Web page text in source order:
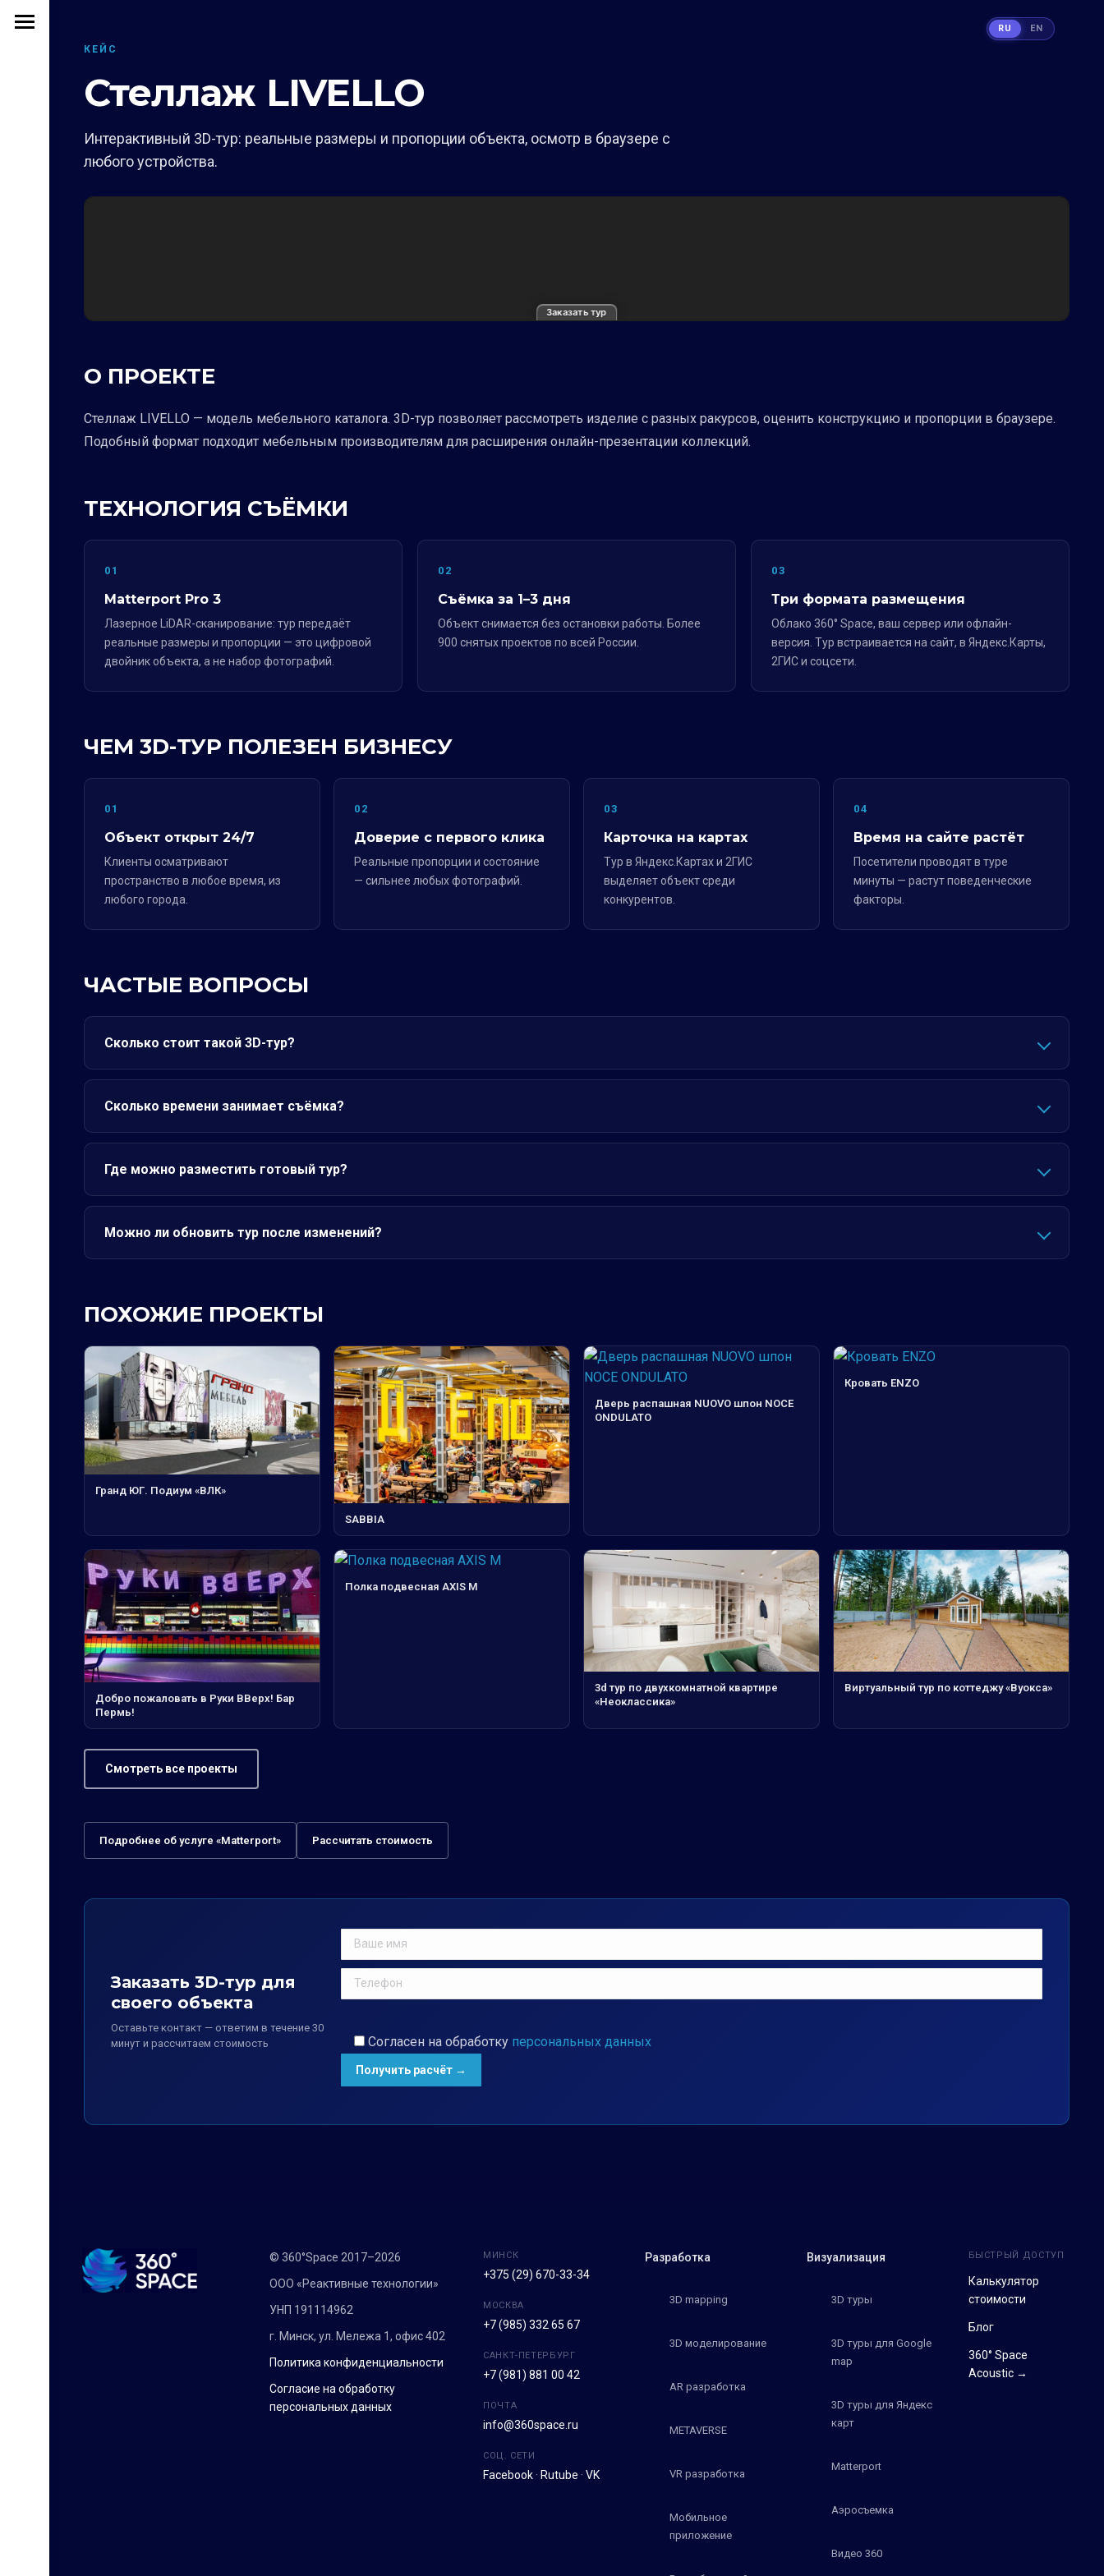
КЕЙС
Стеллаж LIVELLO
Интерактивный 3D-тур: реальные размеры и пропорции объекта, осмотр в браузере с
любого устройства.
Заказать тур
О ПРОЕКТЕ
Стеллаж LIVELLO — модель мебельного каталога. 3D-тур позволяет рассмотреть изделие с разных ракурсов, оценить конструкцию и пропорции в браузере.
Подобный формат подходит мебельным производителям для расширения онлайн-презентации коллекций.
ТЕХНОЛОГИЯ СЪЁМКИ
01
Matterport Pro 3
Лазерное LiDAR-сканирование: тур передаёт
реальные размеры и пропорции — это цифровой
двойник объекта, а не набор фотографий.
02
Съёмка за 1–3 дня
Объект снимается без остановки работы. Более
900 снятых проектов по всей России.
03
Три формата размещения
Облако 360° Space, ваш сервер или офлайн-
версия. Тур встраивается на сайт, в Яндекс.Карты,
2ГИС и соцсети.
ЧЕМ 3D-ТУР ПОЛЕЗЕН БИЗНЕСУ
01
Объект открыт 24/7
Клиенты осматривают
пространство в любое время, из
любого города.
02
Доверие с первого клика
Реальные пропорции и состояние
— сильнее любых фотографий.
03
Карточка на картах
Тур в Яндекс.Картах и 2ГИС
выделяет объект среди
конкурентов.
04
Время на сайте растёт
Посетители проводят в туре
минуты — растут поведенческие
факторы.
ЧАСТЫЕ ВОПРОСЫ
Сколько стоит такой 3D-тур?
Сколько времени занимает съёмка?
Где можно разместить готовый тур?
Можно ли обновить тур после изменений?
ПОХОЖИЕ ПРОЕКТЫ
Гранд ЮГ. Подиум «ВЛК»
SABBIA
Дверь распашная NUOVO шпон NOCE
ONDULATO
Кровать ENZO
Добро пожаловать в Руки ВВерх! Бар
Пермь!
Полка подвесная AXIS M
3d тур по двухкомнатной квартире
«Неоклассика»
Виртуальный тур по коттеджу «Вуокса»
Смотреть все проекты
Подробнее об услуге «Matterport» Рассчитать стоимость
Заказать 3D-тур для
своего объекта
Оставьте контакт — ответим в течение 30
минут и рассчитаем стоимость
Согласен на обработку персональных данных
© 360°Space 2017–2026
ООО «Реактивные технологии»
УНП 191114962
г. Минск, ул. Мележа 1, офис 402
Политика конфиденциальности
Согласие на обработку
персональных данных
МИНСК
+375 (29) 670-33-34
МОСКВА
+7 (985) 332 65 67
САНКТ-ПЕТЕРБУРГ
+7 (981) 881 00 42
ПОЧТА
info@360space.ru
СОЦ. СЕТИ
Facebook· Rutube · VK
Разработка
3D mapping
3D моделирование
AR разработка
METAVERSE
VR разработка
Мобильное
приложение
Визуализация
3D туры
3D туры для Google
map
3D туры для Яндекс
карт
Matterport
Аэросъемка
Видео 360
БЫСТРЫЙ ДОСТУП
Калькулятор
стоимости
Блог
360° Space
Acoustic →
RU EN